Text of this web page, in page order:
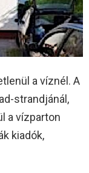
a víznél. A
strandjánál,
a vízparton
kiadók,